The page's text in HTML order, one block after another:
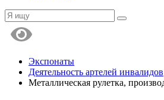
Экспонаты
Деятельность артелей инвалидов
Металлическая рулетка,